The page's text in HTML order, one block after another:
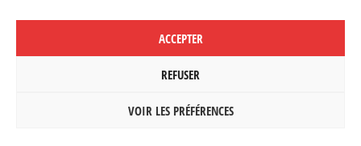
ACCEPTER
REFUSER
VOIR LES PRÉFÉRENCES
POLITIQUE DE CONFIDENTIALITÉ|
CBCS ASBL | WEBDESIGN PAR
BANLIEUES ASBL